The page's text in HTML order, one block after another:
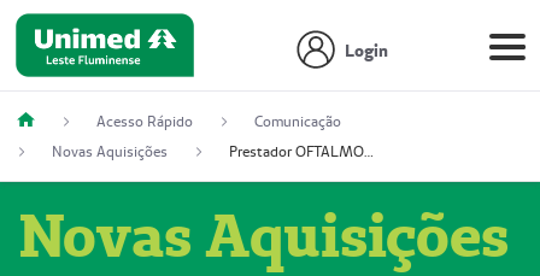
Login
Acesso Rápido
Comunicação
Novas Aquisições
Prestador OFTALMOCLÍNICA SÃO GONÇALO (55004164-2)
Novas Aquisições